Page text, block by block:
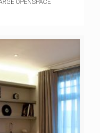
OPENSPACE